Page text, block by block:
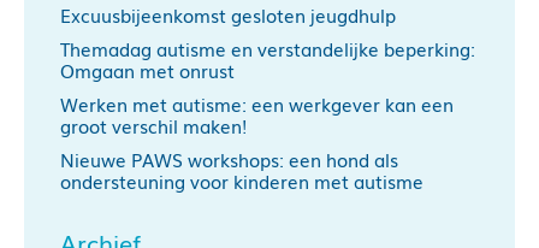
Excuusbijeenkomst gesloten jeugdhulp
Themadag autisme en verstandelijke beperking:
Omgaan met onrust
Werken met autisme: een werkgever kan een
groot verschil maken!
Nieuwe PAWS workshops: een hond als
ondersteuning voor kinderen met autisme